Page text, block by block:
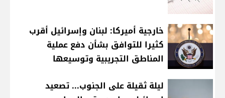
خارجية أميركا: لبنان وإسرائيل أقرب
كثيرا للتوافق بشأن دفع عملية
المناطق التجريبية وتوسيعها
ليلة ثقيلة على الجنوب... تصعيد